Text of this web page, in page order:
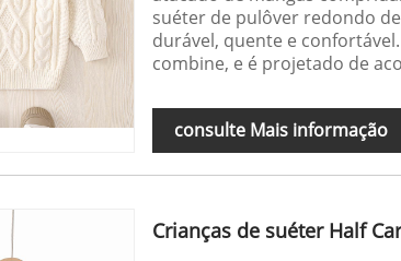
suéter de pulôver redondo
durável, quente e
combine, e é projetado de
consulte Mais informação
Crianças de suéter Half